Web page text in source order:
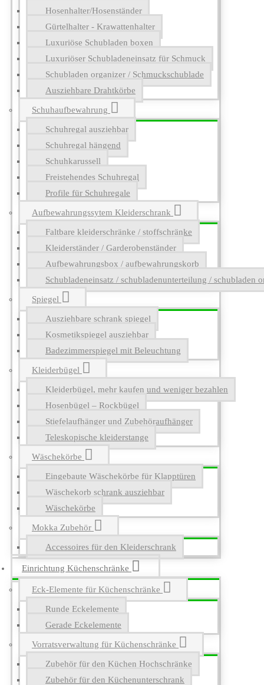
Hosenhalter/Hosenständer
Gürtelhalter - Krawattenhalter
Luxuriöse Schubladen boxen
Luxuriöser Schubladeneinsatz für Schmuck
Schubladen organizer / Schmuckschublade
Ausziehbare Drahtkörbe
Schuhaufbewahrung
Schuhregal ausziehbar
Schuhregal hängend
Schuhkarussell
Freistehendes Schuhregal
Profile für Schuhregale
Aufbewahrungssytem Kleiderschrank
Faltbare kleiderschränke / stoffschränke
Kleiderständer / Garderobenständer
Aufbewahrungsbox / aufbewahrungskorb
Schubladeneinsatz / schubladenunterteilung / schubladen
Spiegel
Ausziehbare schrank spiegel
Kosmetikspiegel ausziehbar
Badezimmerspiegel mit Beleuchtung
Kleiderbügel
Kleiderbügel, mehr kaufen und weniger bezahlen
Hosenbügel – Rockbügel
Stiefelaufhänger und Zubehöraufhänger
Teleskopische kleiderstange
Wäschekörbe
Eingebaute Wäschekörbe für Klapptüren
Wäschekorb schrank ausziehbar
Wäschekörbe
Mokka Zubehör
Accessoires für den Kleiderschrank
Einrichtung Küchenschränke
Eck-Elemente für Küchenschränke
Runde Eckelemente
Gerade Eckelemente
Vorratsverwaltung für Küchenschränke
Zubehör für den Küchen Hochschränke
Zubehör für den Küchenunterschrank